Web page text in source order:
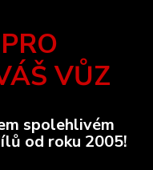
VŮZ
spolehlivém
od roku 2005!